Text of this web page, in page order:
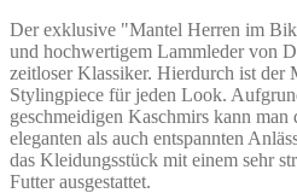
werden
Der exklusive "Mantel Herren im
und hochwertigem Lammleder von
zeitloser Klassiker. Hierdurch ist der
Stylingpiece für jeden Look.
geschmeidigen Kaschmirs kann
eleganten als auch entspannten
das Kleidungsstück mit einem sehr
Futter ausgestattet.